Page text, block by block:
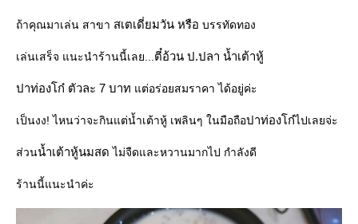
ถ้าคุณมาเล่น สาขา สเตเดี่ยมวัน หรือ บรรทัดทอง
เล่นเสร็จ แนะนำร้านนี้เลย... ตี๋อ้วน ป.ปลา น้ำเต้าหู้
ปาท่องโก๋ ตัวละ 7 บาท ต่อร่อยสมราคา ได้อยู่ค่ะ
เป็นงง! ไหนว่าจะกินแต่น้ำเต้าหู้ เพลินๆ ในมือถือปาท่องโก๋ไปเลยจ่ะ
ส่วนน้ำเต้าหู้นมสด ไม่จืดและหวานมากไป กำลังดี
ร้านนี้แนะนำค่ะ